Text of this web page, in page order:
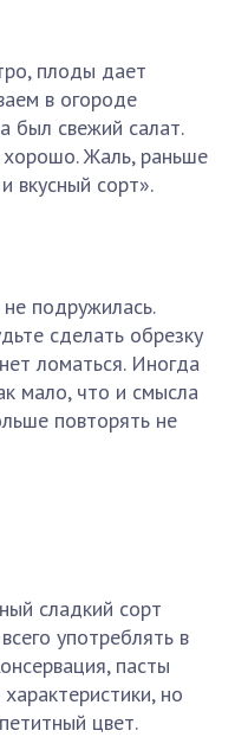
плоды дает
в огороде
был свежий салат.
Жаль, раньше
вкусный сорт».
подружилась.
сделать обрезку
ломаться. Иногда
мало, что и смысла
повторять не
сладкий сорт
употреблять в
пасты
но
цвет.